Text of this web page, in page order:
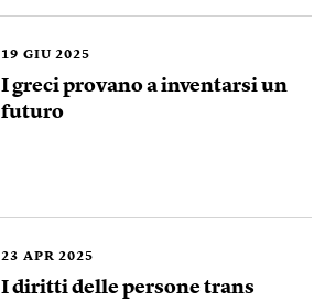
19 GIU 2025
I greci provano a inventarsi un
futuro
23 APR 2025
I diritti delle persone trans